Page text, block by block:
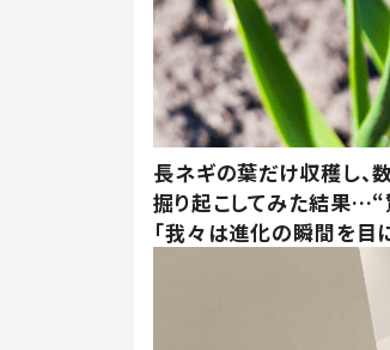
長ネギの葉だけ収穫し
掘り起こしてみた結果…“
「我々は進化の瞬間を目